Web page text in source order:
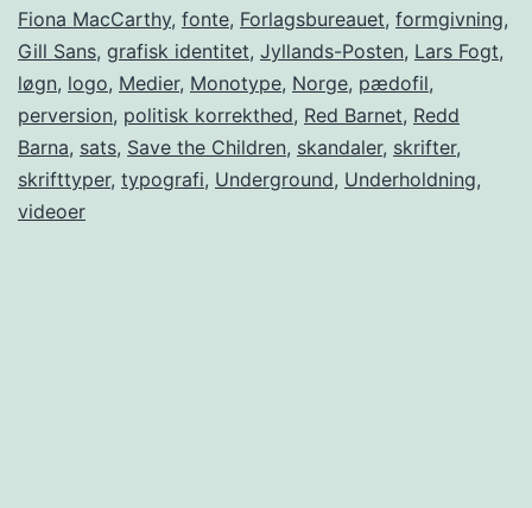
Fiona MacCarthy, fonte, Forlagsbureauet, formgivning,
Gill Sans, grafisk identitet, Jyllands-Posten, Lars Fogt,
løgn, logo, Medier, Monotype, Norge, pædofil,
perversion, politisk korrekthed, Red Barnet, Redd
Barna, sats, Save the Children, skandaler, skrifter,
skrifttyper, typografi, Underground, Underholdning,
videoer